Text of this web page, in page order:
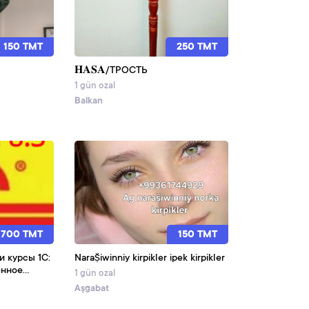
150 TMT 250 TMT
𝐇𝐀𝐒𝐀/ТРОСТЬ
1 gün ozal
Balkan
700 TMT
курсы 1С:
150 TMT
Naraṣ̌iwinniy kirpikler ipek kirpikler
1 gün ozal
Aşgabat